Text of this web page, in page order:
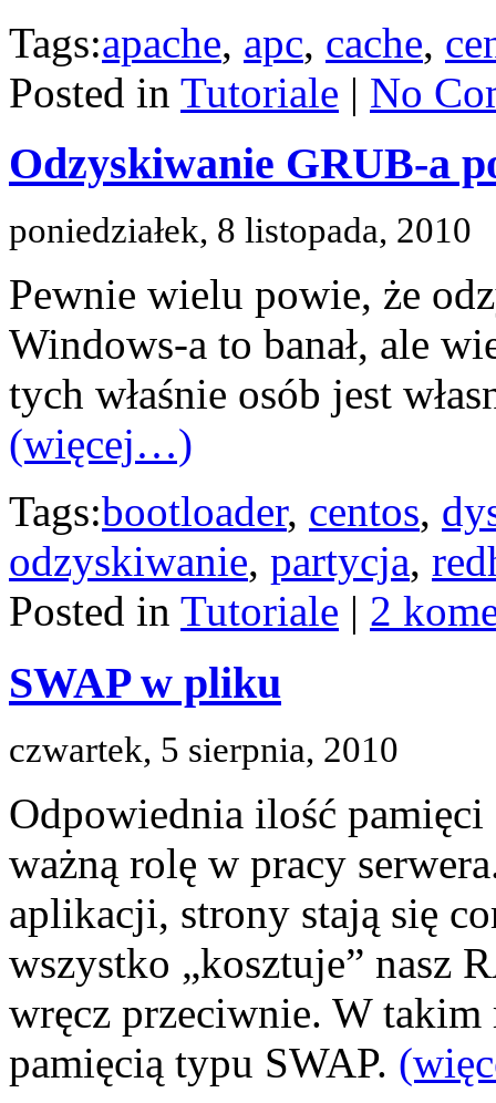
Tags:apache, apc, cache,
Posted in Tutoriale | No
Odzyskiwanie GRUB-a
poniedziałek, 8 listopada, 2010
Pewnie wielu powie, że
Windows-a to banał, ale
tych właśnie osób jest
(więcej…)
Tags:bootloader, centos,
odzyskiwanie, partycja,
Posted in Tutoriale | 2
SWAP w pliku
czwartek, 5 sierpnia, 2010
Odpowiednia ilość
ważną rolę w pracy
aplikacji, strony stają się
wszystko „kosztuje” nasz
wręcz przeciwnie. W takim
pamięcią typu SWAP.